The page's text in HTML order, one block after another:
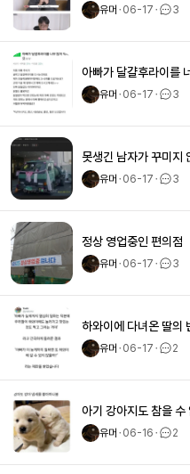
유머ㆍ06-17ㆍ 3
아빠가 달걀후라이를
유머ㆍ06-17ㆍ 3
못생긴 남자가 꾸미지
유머ㆍ06-17ㆍ 3
정상 영업중인 편의점
유머ㆍ06-17ㆍ 3
하와이에 다녀온 딸의
유머ㆍ06-17ㆍ 2
아기 강아지도 참을 수
유머ㆍ06-16ㆍ 2